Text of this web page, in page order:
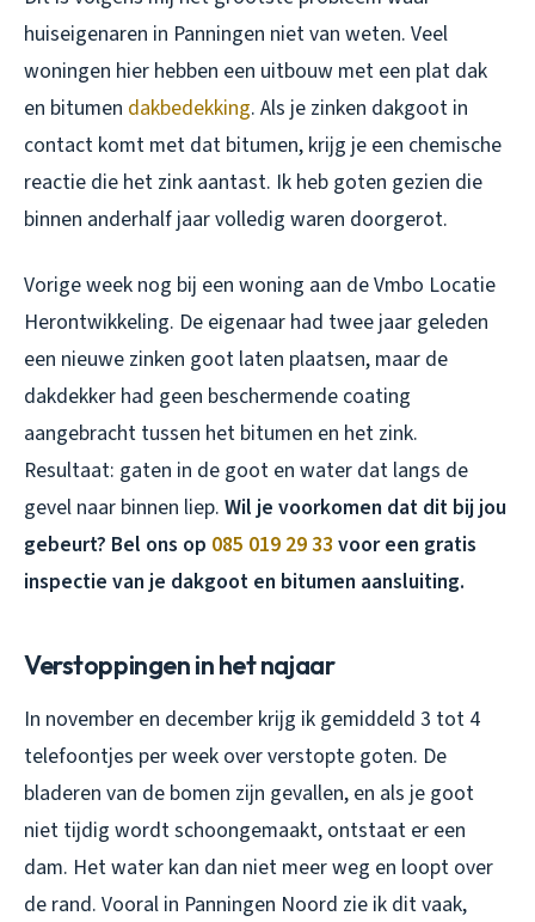
huiseigenaren in Panningen niet van weten. Veel
woningen hier hebben een uitbouw met een plat dak
en bitumen dakbedekking. Als je zinken dakgoot in
contact komt met dat bitumen, krijg je een chemische
reactie die het zink aantast. Ik heb goten gezien die
binnen anderhalf jaar volledig waren doorgerot.
Vorige week nog bij een woning aan de Vmbo Locatie
Herontwikkeling. De eigenaar had twee jaar geleden
een nieuwe zinken goot laten plaatsen, maar de
dakdekker had geen beschermende coating
aangebracht tussen het bitumen en het zink.
Resultaat: gaten in de goot en water dat langs de
gevel naar binnen liep. Wil je voorkomen dat dit bij jou
gebeurt? Bel ons op 085 019 29 33 voor een gratis
inspectie van je dakgoot en bitumen aansluiting.
Verstoppingen in het najaar
In november en december krijg ik gemiddeld 3 tot 4
telefoontjes per week over verstopte goten. De
bladeren van de bomen zijn gevallen, en als je goot
niet tijdig wordt schoongemaakt, ontstaat er een
dam. Het water kan dan niet meer weg en loopt over
de rand. Vooral in Panningen Noord zie ik dit vaak,